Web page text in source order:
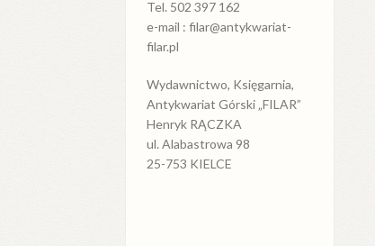
Tel. 502 397 162
e-mail : filar@antykwariat-
filar.pl
Wydawnictwo, Księgarnia,
Antykwariat Górski „FILAR”
Henryk RĄCZKA
ul. Alabastrowa 98
25-753 KIELCE